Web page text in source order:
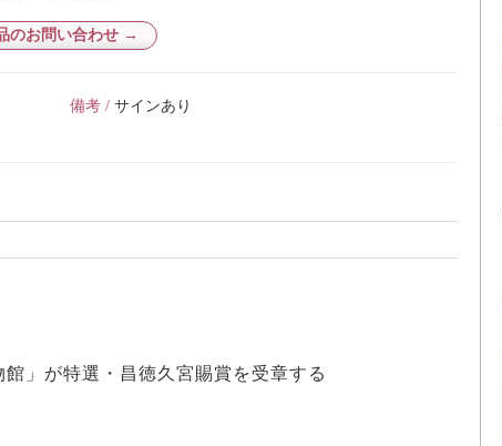
のお問い合わせ →
備考 / サインあり
」が特選・昌徳久宮賜賞を受章する